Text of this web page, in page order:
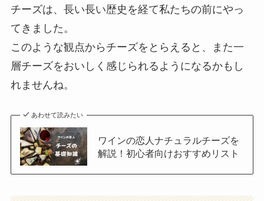
チーズは、長い長い歴史を経て私たちの前にやっ
てきました。
このような観点からチーズをとらえると、また一
層チーズをおいしく感じられるようになるかもし
れませんね。
あわせて読みたい
ワインの恋人ナチュラルチーズを
解説！初心者向けおすすめリスト